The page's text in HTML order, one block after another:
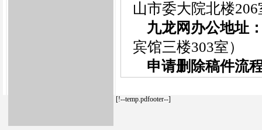
山市委大院北楼206
九龙网办公地址
宾馆三楼303室）
申请删除稿件流
[!--temp.pdfooter--]